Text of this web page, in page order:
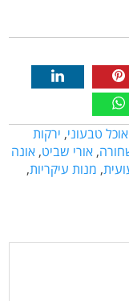
אוכל טבעוני, ירקות
, אורי שביט, אונה
, מנות עיקריות,